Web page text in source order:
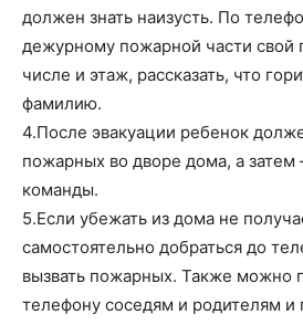
должен знать наизусть. По
дежурному пожарной части свой
числе и этаж, рассказать, что
фамилию.
4.После эвакуации ребенок
пожарных во дворе дома, а затем
команды.
5.Если убежать из дома не
самостоятельно добраться до
вызвать пожарных. Также можно
телефону соседям и родителям и